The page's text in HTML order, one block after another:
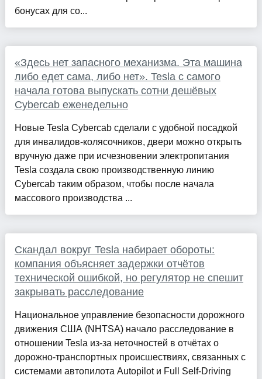
бонусах для со...
«Здесь нет запасного механизма. Эта машина
либо едет сама, либо нет». Tesla с самого
начала готова выпускать сотни дешёвых
Cybercab еженедельно
Новые Tesla Cybercab сделали с удобной посадкой
для инвалидов-колясочников, двери можно открыть
вручную даже при исчезновении электропитания
Tesla создала свою производственную линию
Cybercab таким образом, чтобы после начала
массового производства ...
Скандал вокруг Tesla набирает обороты:
компания объясняет задержки отчётов
технической ошибкой, но регулятор не спешит
закрывать расследование
Национальное управление безопасности дорожного
движения США (NHTSA) начало расследование в
отношении Tesla из-за неточностей в отчётах о
дорожно-транспортных происшествиях, связанных с
системами автопилота Autopilot и Full Self-Driving